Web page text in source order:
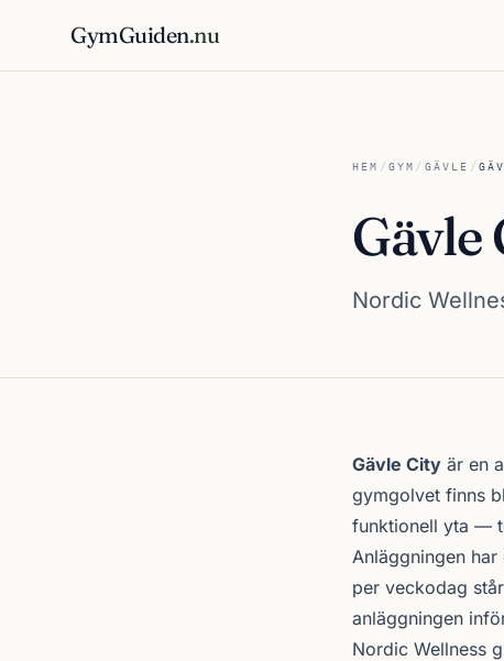
GymGuiden.nu
HEM / GYM / GÄVLE /
Gävle
Nordic
Om Gävle City
Gävle City är en
gymgolvet finns
funktionell yta —
Anläggningen
per veckodag
anläggningen
Nordic Wellness